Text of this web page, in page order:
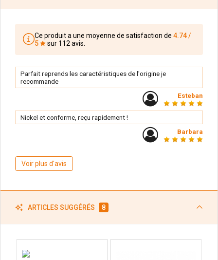
Ce produit a une moyenne de satisfaction de 4.74 /
5
sur 112 avis.
Parfait reprends les caractéristiques de l'origine je
recommande
Esteban
Nickel et conforme, reçu rapidement !
Barbara
Voir plus d'avis
ARTICLES SUGGÉRÉS 8